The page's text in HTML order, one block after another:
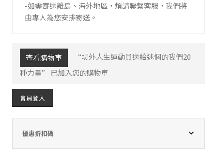
-如需寄送離島、海外地區，煩請聯繫客服，我們將
由專人為您安排寄送。
查看購物車
“場外人生――運動員送給迷惘的我們20
種力量” 已加入您的購物車
會員登入
優惠折扣碼